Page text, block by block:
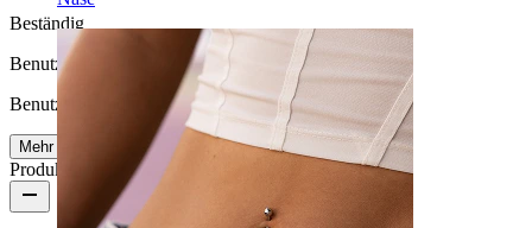
Beständig
Benutzerfreundlichkeit
Benutzerfreundlich
Mehr lesen
Produktdetails